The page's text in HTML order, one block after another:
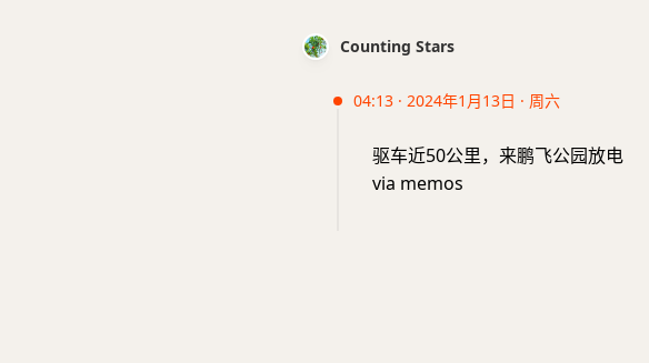
Counting Stars
04:13 · 2024年1月13日 · 周六
驱车近50公里，来鹏飞公园放电
via memos